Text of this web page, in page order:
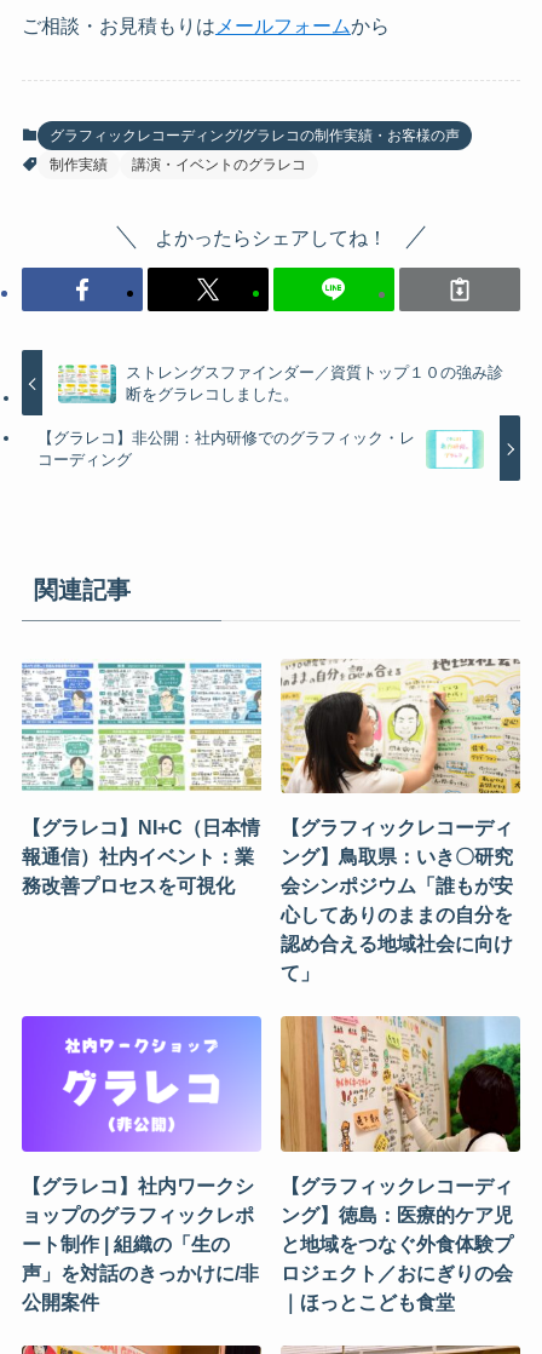
ご相談・お見積もりは メールフォームから
グラフィックレコーディング/グラレコの制作実績・お客様の声
制作実績
講演・イベントのグラレコ
よかったらシェアしてね！
ストレングスファインダー／資質トップ１０の強み診
断をグラレコしました。
【グラレコ】非公開：社内研修でのグラフィック・レ
コーディング
関連記事
【グラレコ】NI+C（日本情
報通信）社内イベント：業
務改善プロセスを可視化
【グラフィックレコーディ
ング】鳥取県：いき〇研究
会シンポジウム「誰もが安
心してありのままの自分を
認め合える地域社会に向け
て」
【グラレコ】社内ワークシ
ョップのグラフィックレポ
ート制作 | 組織の「生の
声」を対話のきっかけに/非
公開案件
【グラフィックレコーディ
ング】徳島：医療的ケア児
と地域をつなぐ外食体験プ
ロジェクト／おにぎりの会
｜ほっとこども食堂